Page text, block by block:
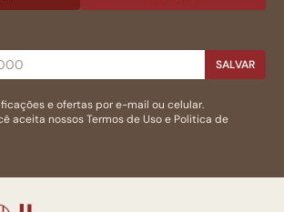
SALVAR
e ofertas por e-mail ou celular.
aceita nossosTermos de Usoe Politica de